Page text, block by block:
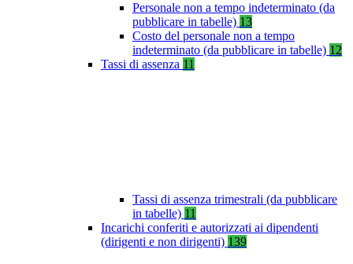
Personale non a tempo indeterminato (da
pubblicare in tabelle) 13
Costo del personale non a tempo
indeterminato (da pubblicare in tabelle) 12
Tassi di assenza 11
Tassi di assenza trimestrali (da pubblicare
in tabelle) 11
Incarichi conferiti e autorizzati ai dipendenti
(dirigenti e non dirigenti) 139